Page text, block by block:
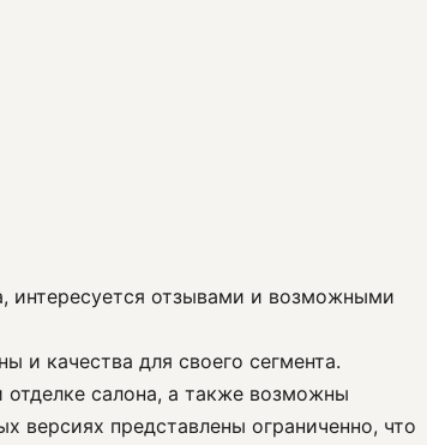
интересуется отзывами и возможными
и качества для своего сегмента.
отделке салона, а также возможны
версиях представлены ограниченно, что